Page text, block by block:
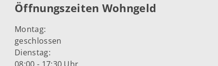
Öffnungszeiten Wohngeld
Montag:
geschlossen
Dienstag: